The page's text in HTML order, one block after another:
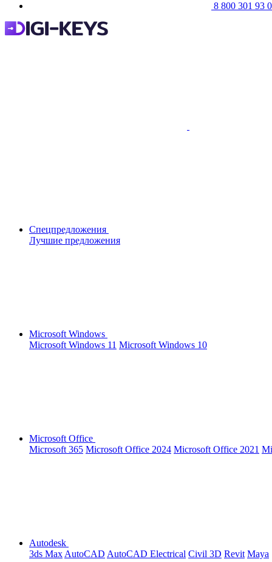
8 800 301 93
Спецпредложения
Лучшие предложения
Microsoft Windows
Microsoft Windows 11 Microsoft Windows 10
Microsoft Office
Microsoft 365 Microsoft Office 2024 Microsoft Office 2021
Autodesk
3ds Max AutoCAD AutoCAD Electrical Civil 3D Revit Maya